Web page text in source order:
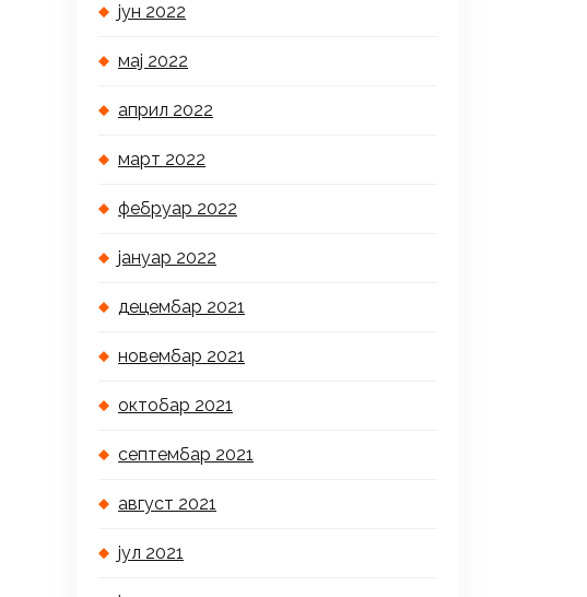
јун 2022
мај 2022
април 2022
март 2022
фебруар 2022
јануар 2022
децембар 2021
новембар 2021
октобар 2021
септембар 2021
август 2021
јул 2021